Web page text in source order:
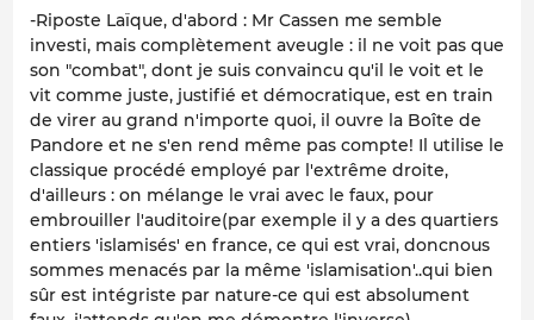
-Riposte Laïque, d'abord : Mr Cassen me semble
investi, mais complètement aveugle : il ne voit pas que
son "combat", dont je suis convaincu qu'il le voit et le
vit comme juste, justifié et démocratique, est en train
de virer au grand n'importe quoi, il ouvre la Boîte de
Pandore et ne s'en rend même pas compte! Il utilise le
classique procédé employé par l'extrême droite,
d'ailleurs : on mélange le vrai avec le faux, pour
embrouiller l'auditoire(par exemple il y a des quartiers
entiers 'islamisés' en france, ce qui est vrai, doncnous
sommes menacés par la même 'islamisation'..qui bien
sûr est intégriste par nature-ce qui est absolument